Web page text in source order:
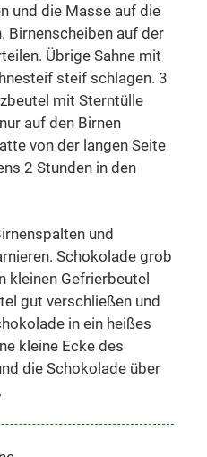
und die Masse auf die
Birnenscheiben auf der
Übrige Sahne mit
steif schlagen. 3
mit Sterntülle
auf den Birnen
von der langen Seite
2 Stunden in den
und
Schokolade grob
kleinen Gefrierbeutel
gut verschließen und
in ein heißes
kleine Ecke des
die Schokolade über